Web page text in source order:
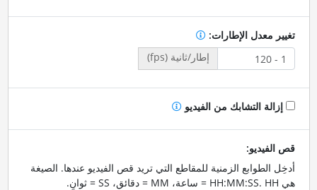
تغيير معدل الإطارات:
إطار/ثانية (fps)
إزالة التشابك من الفيديو
قص الفيديو:
أدخِل الطوابع الزمنية للمقاطع التي تريد قص الفيديو عندها. الصيغة
هي HH:MM:SS. HH = ساعة، MM = دقائق، SS = ثوانٍ.